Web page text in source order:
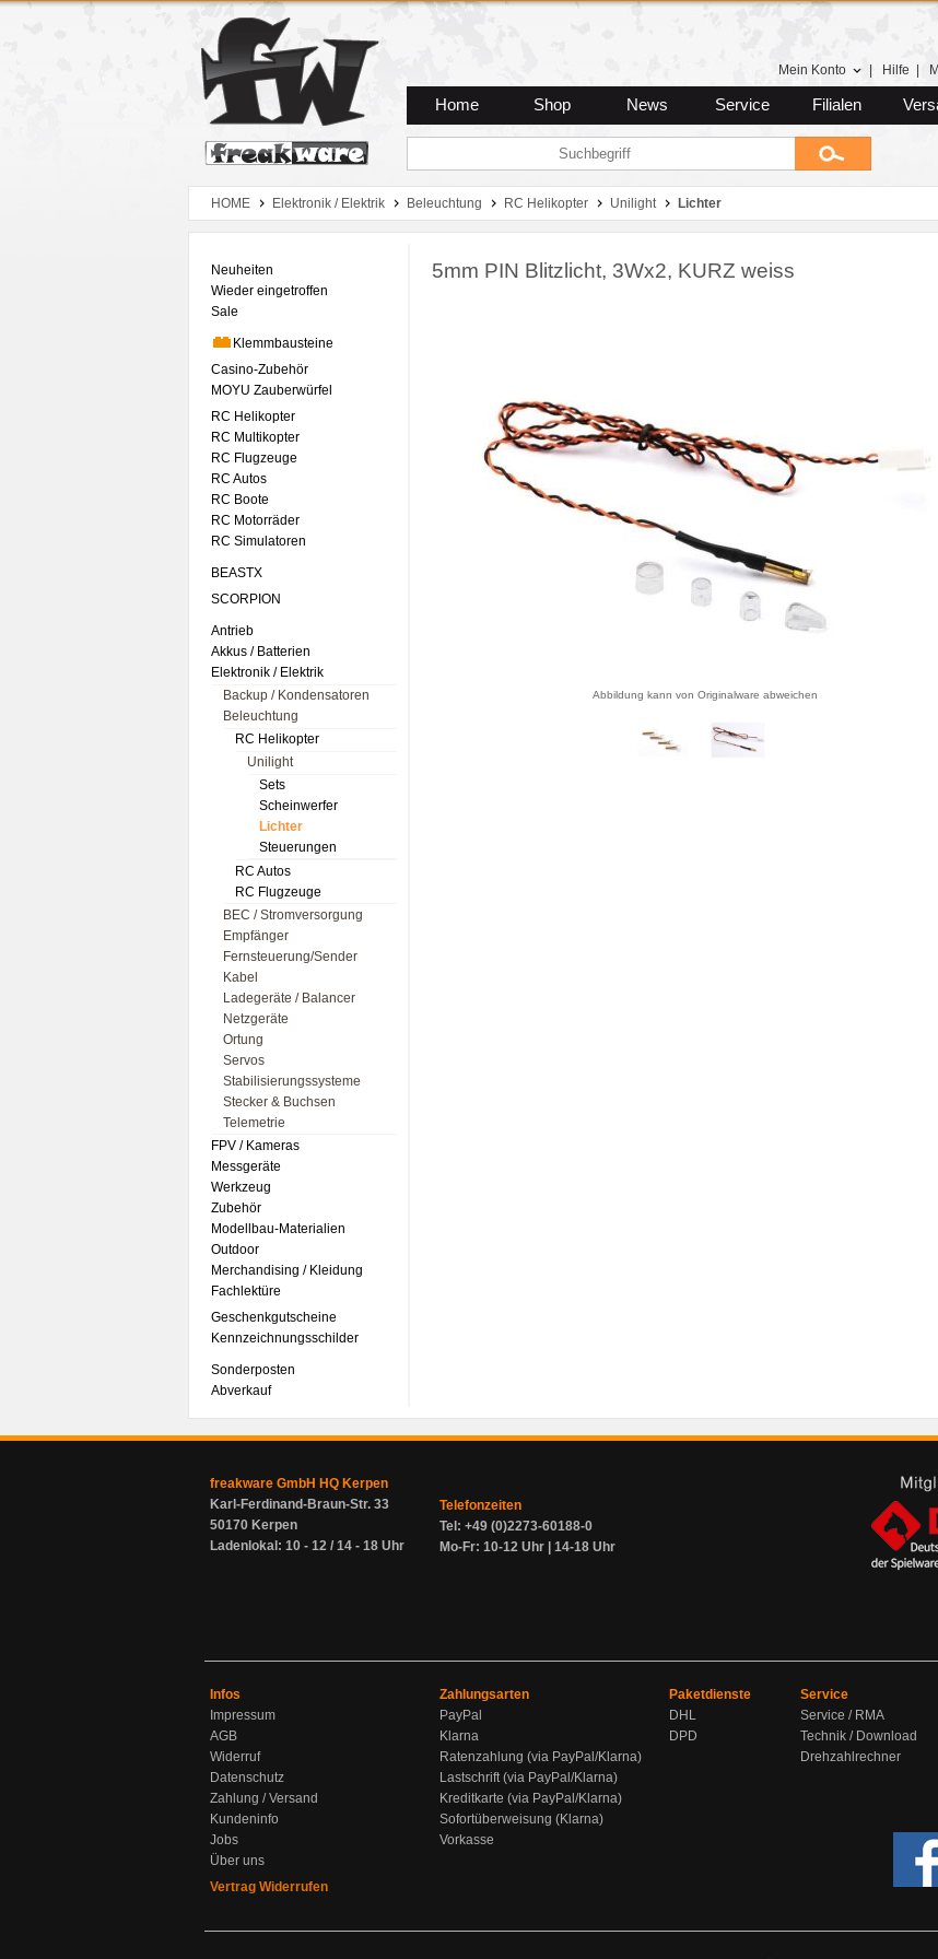
Zum Hauptmenue
Zum Seiteninhalt
Zum Warenkob
Mein Konto Hilfe
Home Shop News Service Filialen
HOME Elektronik / Elektrik Beleuchtung RC Helikopter Unilight Lichter
Neuheiten
Wieder eingetroffen
Sale
Klemmbausteine
Casino-Zubehör
MOYU Zauberwürfel
RC Helikopter
RC Multikopter
RC Flugzeuge
RC Autos
RC Boote
RC Motorräder
RC Simulatoren
BEASTX
SCORPION
Antrieb
Akkus / Batterien
Elektronik / Elektrik
Backup / Kondensatoren
Beleuchtung
RC Helikopter
Unilight
Sets
Scheinwerfer
Lichter
Steuerungen
RC Autos
RC Flugzeuge
BEC / Stromversorgung
Empfänger
Fernsteuerung/Sender
Kabel
Ladegeräte / Balancer
Netzgeräte
Ortung
Servos
Stabilisierungssysteme
Stecker & Buchsen
Telemetrie
FPV / Kameras
Messgeräte
Werkzeug
Zubehör
Modellbau-Materialien
Outdoor
Merchandising / Kleidung
Fachlektüre
Geschenkgutscheine
Kennzeichnungsschilder
Sonderposten
Abverkauf
5mm PIN Blitzlicht, 3Wx2, KURZ weiss
Abbildung kann von Originalware abweichen
freakware GmbH HQ Kerpen
Karl-Ferdinand-Braun-Str. 33
50170 Kerpen
Ladenlokal: 10 - 12 / 14 - 18 Uhr
Telefonzeiten
Tel: +49 (0)2273-60188-0
Mo-Fr: 10-12 Uhr | 14-18 Uhr
Infos
Impressum
AGB
Widerruf
Datenschutz
Zahlung / Versand
Kundeninfo
Jobs
Über uns
Vertrag Widerrufen
Zahlungsarten
PayPal
Klarna
Ratenzahlung (via PayPal/Klarna)
Lastschrift (via PayPal/Klarna)
Kreditkarte (via PayPal/Klarna)
Sofortüberweisung (Klarna)
Vorkasse
Paketdienste
DHL
DPD
Service
Service / RMA
Technik / Download
Drehzahlrechner